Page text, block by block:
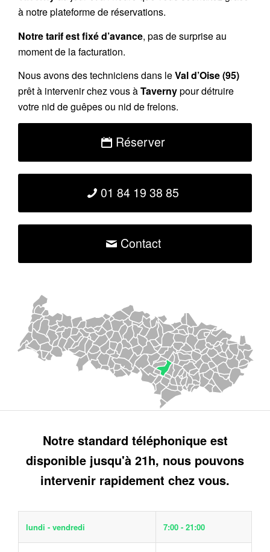
à notre plateforme de réservations.
Notre tarif est fixé d’avance, pas de surprise au
moment de la facturation.
Nous avons des techniciens dans leVal d’Oise (95)
prêt à intervenir chez vous àTavernypour détruire
votre nid de guêpes ou nid de frelons.
Réserver
01 84 19 38 85
Contact
Notre standard téléphonique est
disponible jusqu'à 21h, nous pouvons
intervenir rapidement chez vous.
lundi - vendredi 7:00 - 21:00